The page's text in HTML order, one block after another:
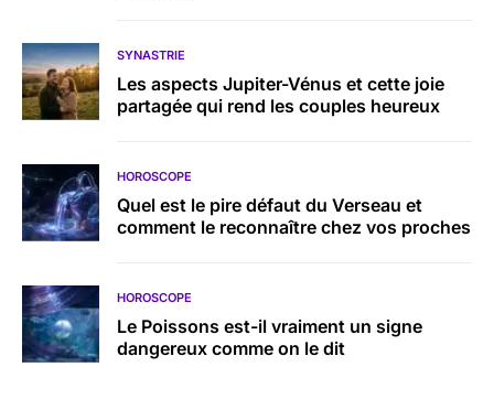
SYNASTRIE
Les aspects Jupiter-Vénus et cette joie
partagée qui rend les couples heureux
HOROSCOPE
Quel est le pire défaut du Verseau et
comment le reconnaître chez vos proches
HOROSCOPE
Le Poissons est-il vraiment un signe
dangereux comme on le dit